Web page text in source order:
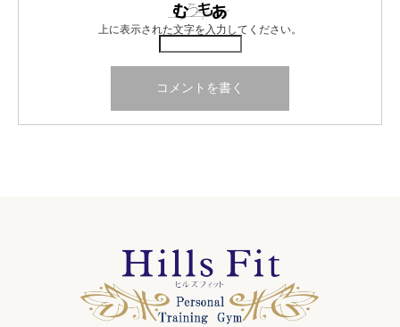
上に表示された文字を入力してください。